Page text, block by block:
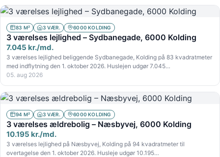
83 M² 3 VÆR. 6000 KOLDING
3 værelses lejlighed – Sydbanegade, 6000 Kolding
7.045 kr./md.
3 værelses lejlighed beliggende Sydbanegade, Kolding på 83 kvadratmeter
med indflytning den 1. oktober 2026. Huslejen udgør 7.045…
05. aug 2026
94 M² 3 VÆR. 6000 KOLDING
3 værelses ældrebolig – Næsbyvej, 6000 Kolding
10.195 kr./md.
3 værelses lejlighed på Næsbyvej, Kolding på 94 kvadratmeter til
overtagelse den 1. oktober 2026. Husleje udgør 10.195…